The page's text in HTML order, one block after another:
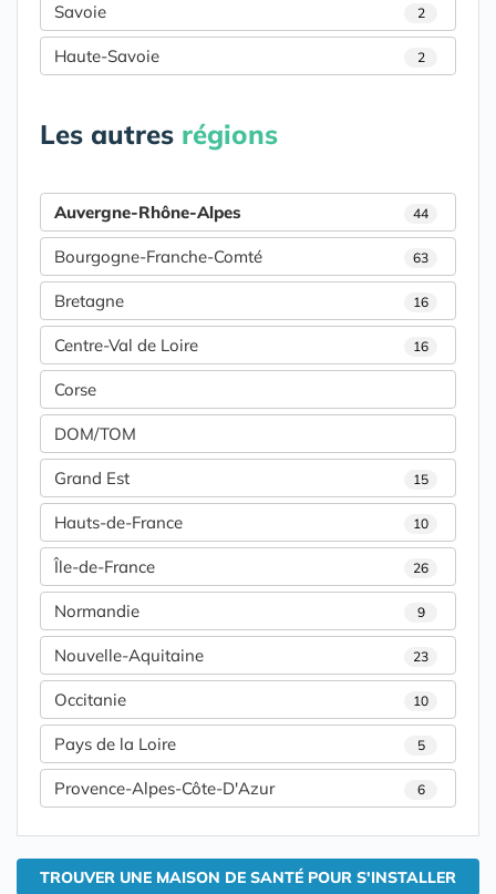
Savoie 2
Haute-Savoie 2
Les autres régions
Auvergne-Rhône-Alpes 44
Bourgogne-Franche-Comté 63
Bretagne 16
Centre-Val de Loire 16
Corse
DOM/TOM
Grand Est 15
Hauts-de-France 10
Île-de-France 26
Normandie 9
Nouvelle-Aquitaine 23
Occitanie 10
Pays de la Loire 5
Provence-Alpes-Côte-D'Azur 6
TROUVER UNE MAISON DE SANTÉ POUR S'INSTALLER